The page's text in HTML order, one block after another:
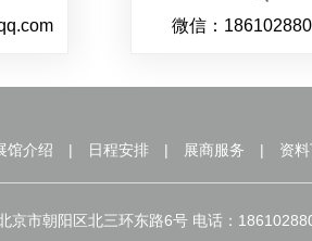
微信：
馆介绍 | 日程安排 | 展商服务 | 资
京市朝阳区北三环东路6号 电话：